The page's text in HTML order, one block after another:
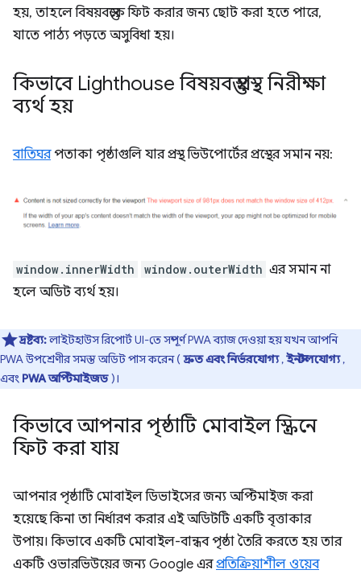
হয়, তাহলে বিষয়বস্তুকে ফিট করার জন্য ছোট করা হতে পারে,
যাতে পাঠ্য পড়তে অসুবিধা হয়।
কিভাবে Lighthouse বিষয়বস্তু প্রস্থ নিরীক্ষা
ব্যর্থ হয়
বাতিঘরপতাকা পৃষ্ঠাগুলি যার প্রস্থ ভিউপোর্টের প্রস্থের সমান নয়:
window.innerWidth window.outerWidth এর সমান না
হলে অডিট ব্যর্থ হয়।
দ্রষ্টব্য:লাইটহাউস রিপোর্ট UI-তে সম্পূর্ণ PWA ব্যাজ দেওয়া হয় যখন আপনি
PWA উপশ্রেণীর সমস্ত অডিট পাস করেন (দ্রুত এবং নির্ভরযোগ্য,ইনস্টলযোগ্য,
এবং PWA অপ্টিমাইজড)।
কিভাবে আপনার পৃষ্ঠাটি মোবাইল স্ক্রিনে
ফিট করা যায়
আপনার পৃষ্ঠাটি মোবাইল ডিভাইসের জন্য অপ্টিমাইজ করা
হয়েছে কিনা তা নির্ধারণ করার এই অডিটটি একটি বৃত্তাকার
উপায়। কিভাবে একটি মোবাইল-বান্ধব পৃষ্ঠা তৈরি করতে হয় তার
একটি ওভারভিউয়ের জন্য Google এরপ্রতিক্রিয়াশীল ওয়েব